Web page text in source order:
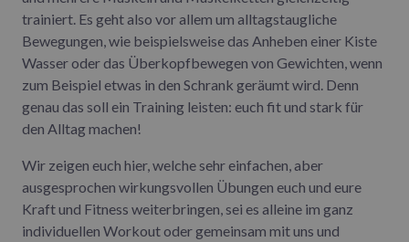
trainiert. Es geht also vor allem um alltagstaugliche
Bewegungen, wie beispielsweise das Anheben einer Kiste
Wasser oder das Überkopfbewegen von Gewichten, wenn
zum Beispiel etwas in den Schrank geräumt wird. Denn
genau das soll ein Training leisten: euch fit und stark für
den Alltag machen!
Wir zeigen euch hier, welche sehr einfachen, aber
ausgesprochen wirkungsvollen Übungen euch und eure
Kraft und Fitness weiterbringen, sei es alleine im ganz
individuellen Workout oder gemeinsam mit uns und